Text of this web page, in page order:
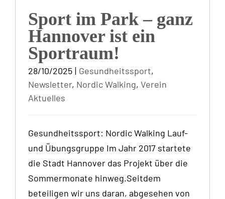
Sport im Park – ganz
Hannover ist ein
Sportraum!
28/10/2025 | Gesundheitssport,
Newsletter, Nordic Walking, Verein
Aktuelles
Gesundheitssport: Nordic Walking Lauf-
und Übungsgruppe Im Jahr 2017 startete
die Stadt Hannover das Projekt über die
Sommermonate hinweg.Seitdem
beteiligen wir uns daran, abgesehen von